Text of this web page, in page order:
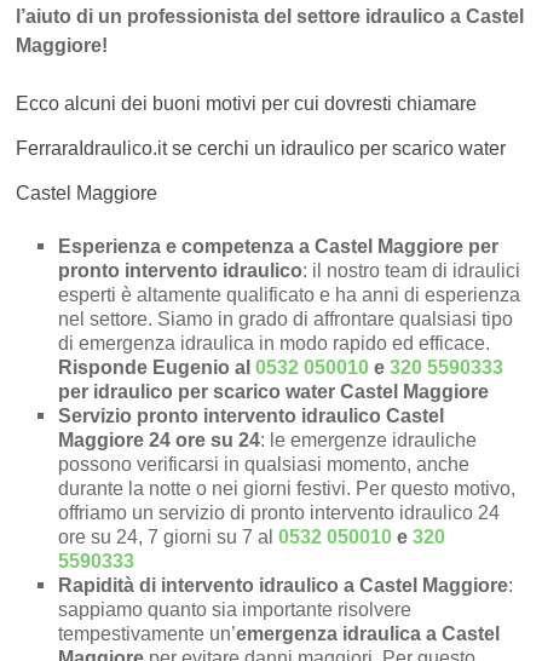
l’aiuto di un professionista del settore idraulico a Castel
Maggiore!
Ecco alcuni dei buoni motivi per cui dovresti chiamare
FerraraIdraulico.it se cerchi un idraulico per scarico water
Castel Maggiore
Esperienza e competenza a Castel Maggiore per
pronto intervento idraulico: il nostro team di idraulici
esperti è altamente qualificato e ha anni di esperienza
nel settore. Siamo in grado di affrontare qualsiasi tipo
di emergenza idraulica in modo rapido ed efficace.
Risponde Eugenio al0532 050010 e320 5590333
per idraulico per scarico water Castel Maggiore
Servizio pronto intervento idraulico Castel
Maggiore 24 ore su 24: le emergenze idrauliche
possono verificarsi in qualsiasi momento, anche
durante la notte o nei giorni festivi. Per questo motivo,
offriamo un servizio di pronto intervento idraulico 24
ore su 24, 7 giorni su 7 al0532 050010 e320
5590333
Rapidità di intervento idraulico a Castel Maggiore:
sappiamo quanto sia importante risolvere
tempestivamente un’emergenza idraulica a Castel